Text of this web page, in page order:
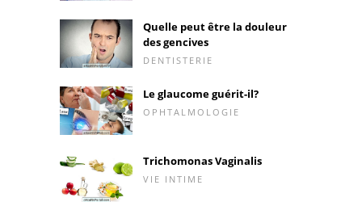
Quelle peut être la douleur
des gencives
DENTISTERIE
Le glaucome guérit-il?
OPHTALMOLOGIE
Trichomonas Vaginalis
VIE INTIME